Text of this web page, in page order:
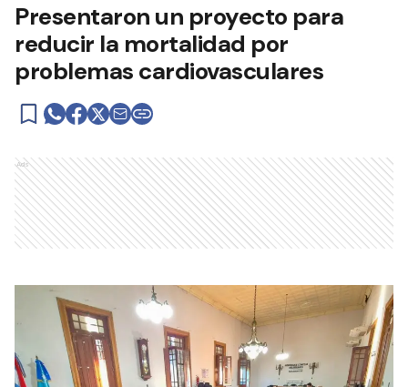
Presentaron un proyecto para
reducir la mortalidad por
problemas cardiovasculares
Ads